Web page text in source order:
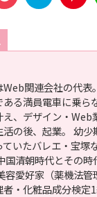
Web関連会社の代表
ある満員電車に乗ら
え、デザイン・Web
活の後、起業。 幼少
ていたバレエ・宝塚
国清朝時代とその時
容愛好家（薬機法
・化粧品成分検定1